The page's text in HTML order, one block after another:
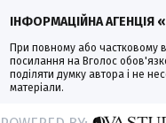
ІНФОРМАЦІЙНА АГЕНЦІЯ
При повному або частковому
посилання на Вголос
поділяти думку автора і не
матеріали.